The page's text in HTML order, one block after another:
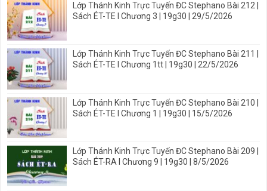
Lớp Thánh Kinh Trực Tuyến ĐC Stephano Bài 212 |
Sách ÉT-TE I Chương 3 | 19g30 | 29/5/2026
Lớp Thánh Kinh Trực Tuyến ĐC Stephano Bài 211 |
Sách ÉT-TE I Chương 1tt | 19g30 | 22/5/2026
Lớp Thánh Kinh Trực Tuyến ĐC Stephano Bài 210 |
Sách ÉT-TE I Chương 1 | 19g30 | 15/5/2026
Lớp Thánh Kinh Trực Tuyến ĐC Stephano Bài 209 |
Sách ÉT-RA I Chương 9 | 19g30 | 8/5/2026